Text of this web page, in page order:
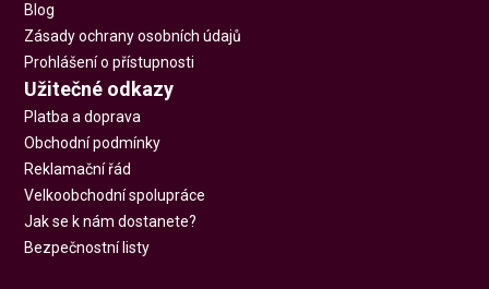
Blog
Zásady ochrany osobních údajů
Prohlášení o přístupnosti
Užitečné odkazy
Platba a doprava
Obchodní podmínky
Reklamační řád
Velkoobchodní spolupráce
Jak se k nám dostanete?
Bezpečnostní listy